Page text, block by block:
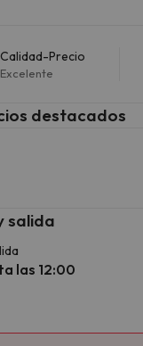
Calidad-Precio
Excelente
destacados
salida
las 12:00